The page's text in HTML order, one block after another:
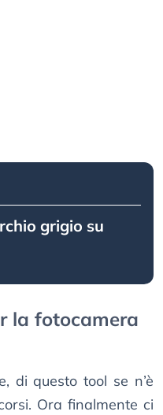
grigio su
la fotocamera
di questo tool se n’è
Ora finalmente ci